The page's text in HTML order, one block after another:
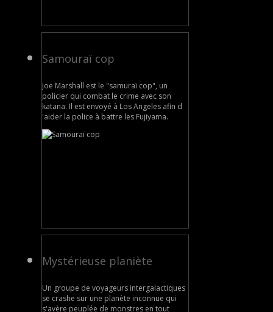
Samouraï cop
Joe Marshall est le "samuraï cop", un
policier qui combat le crime avec son
katana. Il est envoyé à Los Angeles afin d
'aider la police à battre les Fujiyama.
Mystérieuse planiète
Un groupe de voyageurs intergalactiques
se crashe sur une planète inconnue qui
s'avère peuplée de monstres en tout